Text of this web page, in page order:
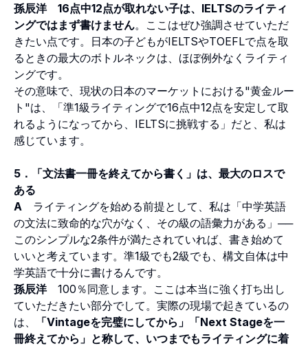
孫辰洋
16点中12点が取れない子は、IELTSのライティ
ングではまず書けません。ここはぜひ強調させていただ
きたい点です。日本の子どもがIELTSやTOEFLで点を取
るときの最大のボトルネックは、ほぼ例外なくライティ
ングです。
その意味で、現状の日本のマーケットにおける"黄金ルー
ト"は、「準1級ライティングで16点中12点を安定して取
れるようになってから、IELTSに挑戦する」だと、私は
感じています。
5．「文法書一冊を終えてから書く」は、最大のロスで
ある
A ライティングを始める前提として、私は「中学英語
の文法に致命的な穴がなく、その級の語彙力がある」──
このシンプルな2条件が満たされていれば、書き始めて
いいと考えています。準1級でも2級でも、構文自体は中
学英語で十分に書けるんです。
孫辰洋100％同意します。ここは本当に強く打ち出し
ていただきたい部分でして。実際の現場で起きているの
は、
「Vintageを完璧にしてから」「Next Stageを一
冊終えてから」と称して、いつまでもライティングに着